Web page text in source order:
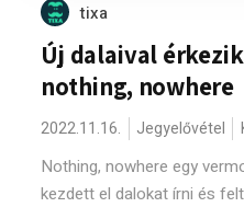
tixa
Új dalaival
nothing, nowhere
2022.11.16. Jegyelővétel
Nothing, nowhere egy
kezdett el dalokat írni és